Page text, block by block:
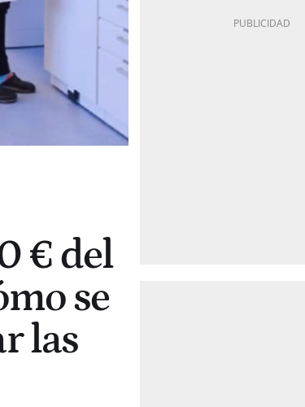
€ del
se
las